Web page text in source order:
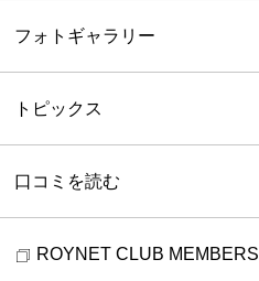
フォトギャラリー
トピックス
口コミを読む
ROYNET CLUB MEMBERS